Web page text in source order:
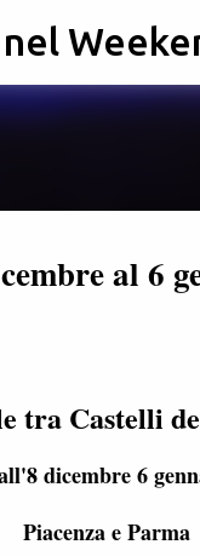
ai contenuti principali
al 6
tra Castelli
dicembre 6
Piacenza e Parma